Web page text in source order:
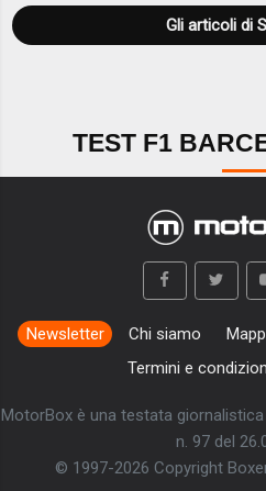
Gli articoli di
TEST F1
Newsletter Chi siamo
Termini e
MotorBox è una testata
n. 97 del
© 1997-2026 Copyright